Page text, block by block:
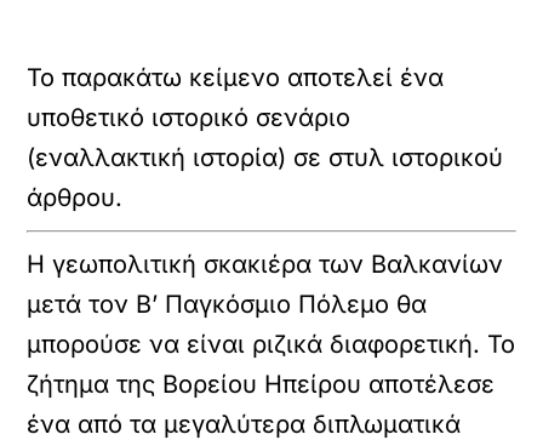
Το παρακάτω κείμενο αποτελεί ένα
υποθετικό ιστορικό σενάριο
(εναλλακτική ιστορία) σε στυλ ιστορικού
άρθρου.
Η γεωπολιτική σκακιέρα των Βαλκανίων
μετά τον Β’ Παγκόσμιο Πόλεμο θα
μπορούσε να είναι ριζικά διαφορετική. Το
ζήτημα της Βορείου Ηπείρου αποτέλεσε
ένα από τα μεγαλύτερα διπλωματικά